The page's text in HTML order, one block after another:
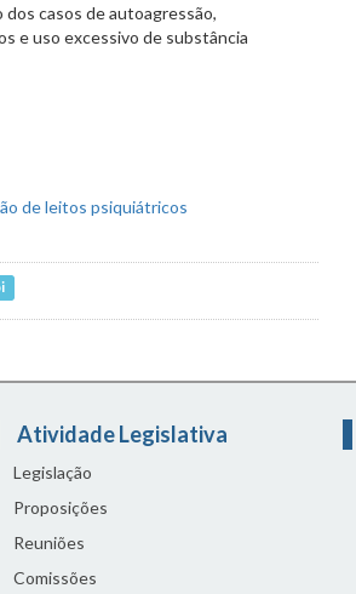
casos de autoagressão,
e uso excessivo de substância
Atividade Legislativa
Legislação
Proposições
Reuniões
Comissões